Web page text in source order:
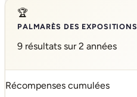
🏆
PALMARÈS DES EXPOSITIONS
9 résultats sur 2 années
Récompenses cumulées